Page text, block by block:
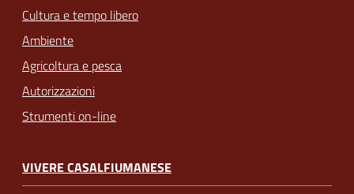
Cultura e tempo libero
Ambiente
Agricoltura e pesca
Autorizzazioni
Strumenti on-line
VIVERE CASALFIUMANESE